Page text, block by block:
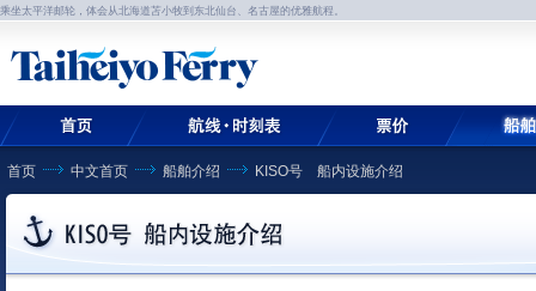
乘坐太平洋邮轮，体会从北海道苫小牧到东北仙台、名古屋的优雅航程。
首页 中文首页 船舶介绍 KISO号 船内设施介绍